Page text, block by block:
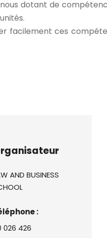
dotant de
facilement ces
AND BUSINESS
:
026 426